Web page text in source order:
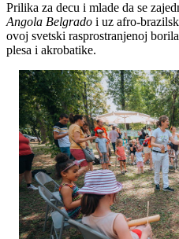
Prilika za decu i mlade da se
Angola Belgrado i uz afro-
ovoj svetski rasprostranjenoj
plesa i akrobatike.